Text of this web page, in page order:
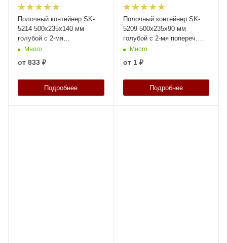
Полочный контейнер SK-
5214 500х235х140 мм
голубой с 2-мя
поперечными
перегородками
Много
от 833 ₽
Подробнее
Полочный контейнер SK-
5209 500х235х90 мм
голубой с 2-мя попереч.
перегородками и наклейкой
50х70 мм сбоку
Много
от 1 ₽
Подробнее